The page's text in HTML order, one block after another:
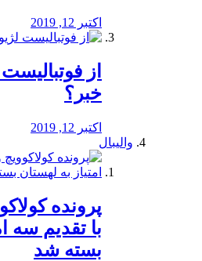
اکتبر 12, 2019
از
خبر؟
اکتبر 12, 2019
والیبال
پرونده
با تقدیم سه
بسته شد